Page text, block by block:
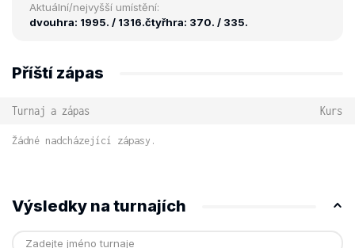
Aktuální/nejvyšší umístění:
dvouhra: 1995. / 1316.čtyřhra: 370. / 335.
Příští zápas
Turnaj a zápas Kurs
Žádné nadcházející zápasy.
Výsledky na turnajích